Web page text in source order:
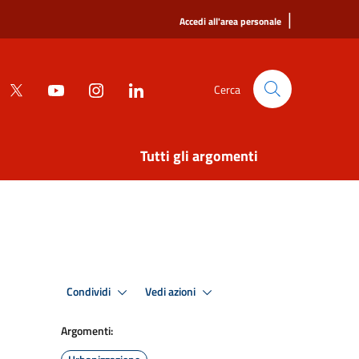
Accedi all'area personale |
Cerca
Tutti gli argomenti
Condividi Vedi azioni
Argomenti: